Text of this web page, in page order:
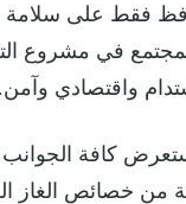
فقط على سلامة
في مشروع
واقتصادي وآمن.
كافة الجوانب
من خصائص الغاز